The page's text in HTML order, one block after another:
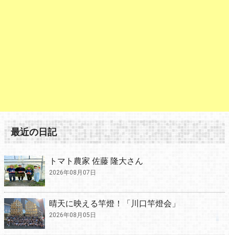
最近の日記
トマト農家 佐藤 隆大さん
2026年08月07日
晴天に映える竿燈！「川口竿燈会」
2026年08月05日